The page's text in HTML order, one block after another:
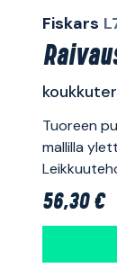
Fiskars
Tuoreen
mallilla
56,30 €